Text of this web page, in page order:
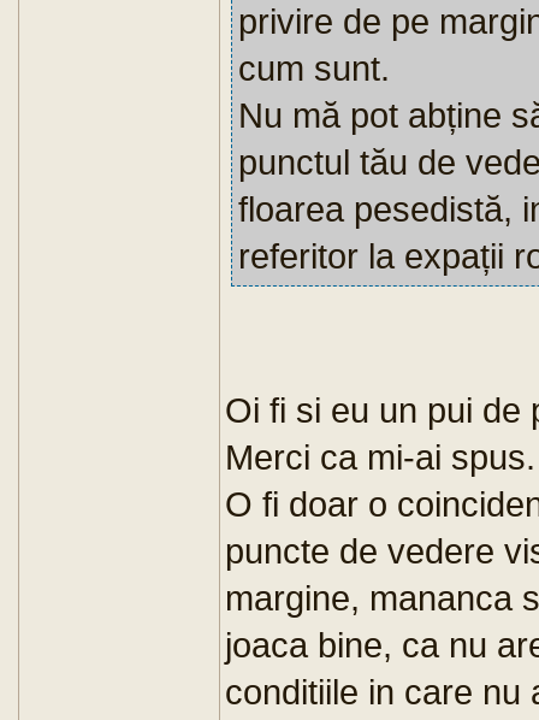
privire de pe
cum sunt.
Nu mă pot abține
punctul tău de
floarea pesedistă,
referitor la expații
Oi fi si eu un pui de
Merci ca mi-ai spus.
O fi doar o
puncte de vedere
margine, mananca
joaca bine, ca nu
conditiile in care nu